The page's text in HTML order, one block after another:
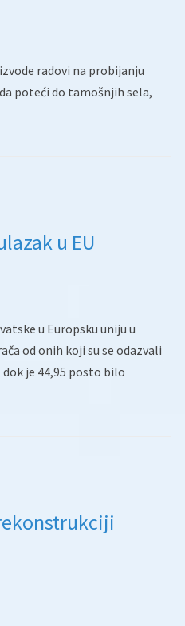
radovi na probijanju
poteći do tamošnjih sela,
u EU
u Europsku uniju u
od onih koji su se odazvali
je 44,95 posto bilo